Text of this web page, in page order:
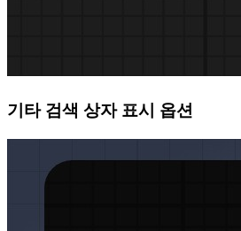
기타 검색 상자 표시 옵션